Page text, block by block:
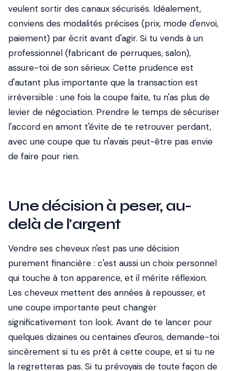
veulent sortir des canaux sécurisés. Idéalement,
conviens des modalités précises (prix, mode d'envoi,
paiement) par écrit avant d'agir. Si tu vends à un
professionnel (fabricant de perruques, salon),
assure-toi de son sérieux. Cette prudence est
d'autant plus importante que la transaction est
irréversible : une fois la coupe faite, tu n'as plus de
levier de négociation. Prendre le temps de sécuriser
l'accord en amont t'évite de te retrouver perdant,
avec une coupe que tu n'avais peut-être pas envie
de faire pour rien.
Une décision à peser, au-
delà de l'argent
Vendre ses cheveux n'est pas une décision
purement financière : c'est aussi un choix personnel
qui touche à ton apparence, et il mérite réflexion.
Les cheveux mettent des années à repousser, et
une coupe importante peut changer
significativement ton look. Avant de te lancer pour
quelques dizaines ou centaines d'euros, demande-toi
sincèrement si tu es prêt à cette coupe, et si tu ne
la regretteras pas. Si tu prévoyais de toute façon de